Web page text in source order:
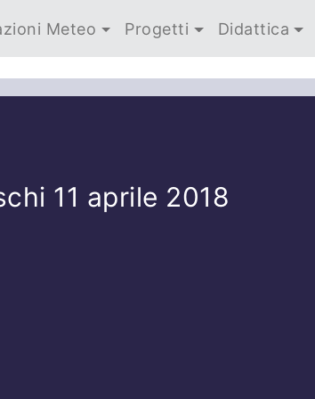
Meteo Progetti Didattica
11 aprile 2018